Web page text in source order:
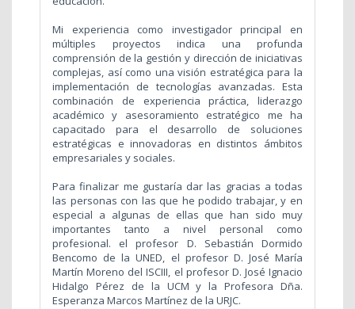
Mi experiencia como investigador principal en
múltiples proyectos indica una profunda
comprensión de la gestión y dirección de iniciativas
complejas, así como una visión estratégica para la
implementación de tecnologías avanzadas. Esta
combinación de experiencia práctica, liderazgo
académico y asesoramiento estratégico me ha
capacitado para el desarrollo de soluciones
estratégicas e innovadoras en distintos ámbitos
empresariales y sociales.
Para finalizar me gustaría dar las gracias a todas
las personas con las que he podido trabajar, y en
especial a algunas de ellas que han sido muy
importantes tanto a nivel personal como
profesional. el profesor D. Sebastián Dormido
Bencomo de la UNED, el profesor D. José María
Martín Moreno del ISCIII, el profesor D. José Ignacio
Hidalgo Pérez de la UCM y la Profesora Dña.
Esperanza Marcos Martínez de la URJC.